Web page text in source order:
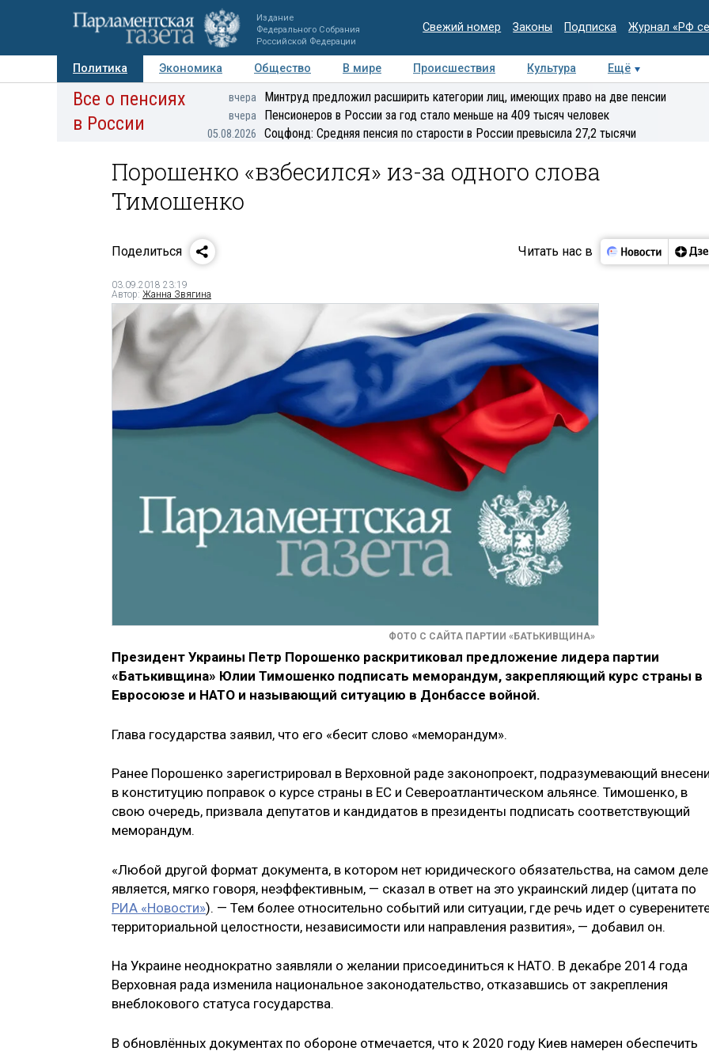
Издание
Федерального Собрания
Российской Федерации
Свежий номер Законы Подписка Журнал «РФ
Политика Экономика Общество В мире Происшествия Культура
Ещё
Авторы Персоны Мнения Регионы Медиацентр Интервью Колумнисты
Все о пенсиях
в России
вчера Минтруд предложил расширить категории лиц, имеющих право на две пенсии
вчера Пенсионеров в России за год стало меньше на 409 тысяч человек
05.08.2026 Соцфонд: Средняя пенсия по старости в России превысила 27,2 тысячи
Порошенко «взбесился» из-за одного слова
Тимошенко
Поделиться Читать нас в
03.09.2018 23:19
Автор: Жанна Звягина
ФОТО С САЙТА ПАРТИИ «БАТЬКИВЩИНА»
Президент Украины Петр Порошенко раскритиковал предложение лидера партии
«Батькивщина» Юлии Тимошенко подписать меморандум, закрепляющий курс страны в
Евросоюзе и НАТО и называющий ситуацию в Донбассе войной.
Глава государства заявил, что его «бесит слово «меморандум».
Ранее Порошенко зарегистрировал в Верховной раде законопроект, подразумевающий
в конституцию поправок о курсе страны в ЕС и Североатлантическом альянсе. Тимошенко, в
свою очередь, призвала депутатов и кандидатов в президенты подписать соответствующий
меморандум.
«Любой другой формат документа, в котором нет юридического обязательства, на самом деле
является, мягко говоря, неэффективным, — сказал в ответ на это украинский лидер (цитата по
РИА «Новости»). — Тем более относительно событий или ситуации, где речь идет о
территориальной целостности, независимости или направления развития», — добавил он.
На Украине неоднократно заявляли о желании присоединиться к НАТО. В декабре 2014 года
Верховная рада изменила национальное законодательство, отказавшись от закрепления
внеблокового статуса государства.
В обновлённых документах по обороне отмечается, что к 2020 году Киев намерен обеспечить